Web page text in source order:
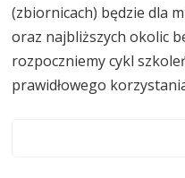
(zbiornicach) będzie dla
oraz najbliższych okolic
rozpoczniemy cykl
prawidłowego